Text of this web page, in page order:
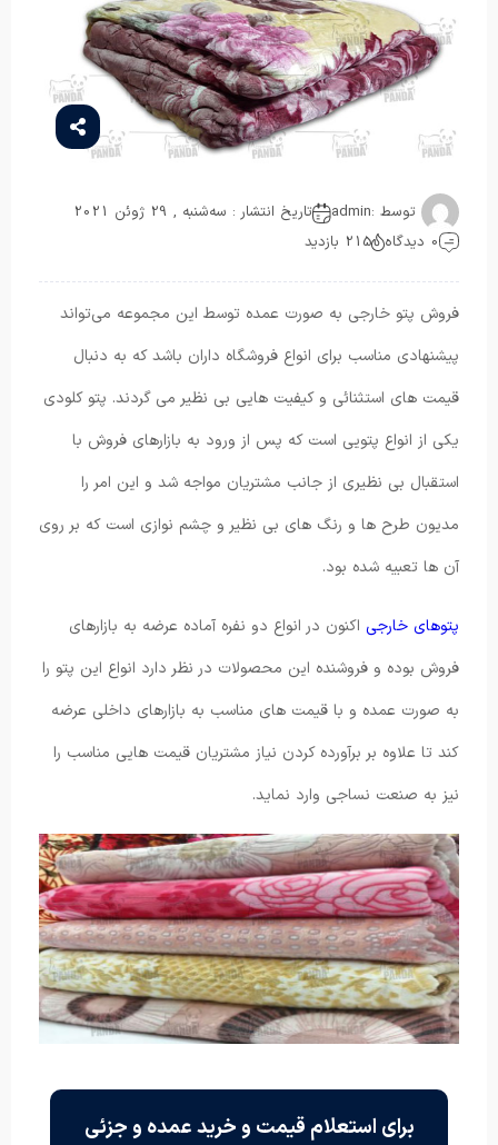
توسط :admin
تاریخ انتشار : سه‌شنبه , 29 ژوئن 2021
0 دیدگاه
215 بازدید
فروش پتو خارجی به صورت عمده توسط این مجموعه می‌تواند
پیشنهادی مناسب برای انواع فروشگاه داران باشد که به دنبال
قیمت های استثنائی و کیفیت هایی بی نظیر می گردند. پتو کلودی
یکی از انواع پتویی است که پس از ورود به بازارهای فروش با
استقبال بی نظیری از جانب مشتریان مواجه شد و این امر را
مدیون طرح ها و رنگ های بی نظیر و چشم نوازی است که بر روی
آن ها تعبیه شده بود.
پتوهای خارجی اکنون در انواع دو نفره آماده عرضه به بازارهای
فروش بوده و فروشنده این محصولات در نظر دارد انواع این پتو را
به صورت عمده و با قیمت های مناسب به بازارهای داخلی عرضه
کند تا علاوه بر برآورده کردن نیاز مشتریان قیمت هایی مناسب را
نیز به صنعت نساجی وارد نماید.
برای استعلام قیمت و خرید عمده و جزئی